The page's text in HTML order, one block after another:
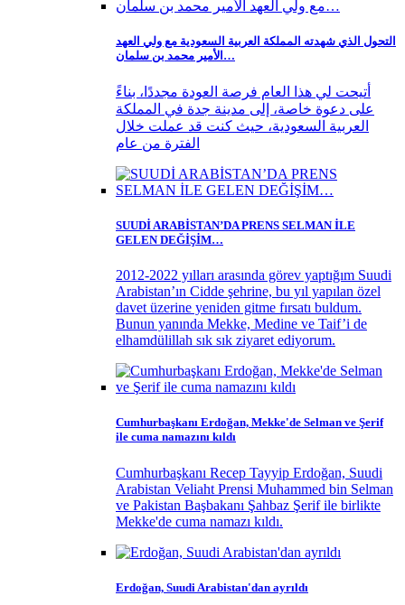
التحول الذي شهدته المملكة العربية السعودية مع ولي العهد
الأمير محمد بن سلمان…
أتيحت لي هذا العام فرصة العودة مجددًا، بناءً
على دعوة خاصة، إلى مدينة جدة في المملكة
العربية السعودية، حيث كنت قد عملت خلال
الفترة من عام
SUUDİ ARABİSTAN’DA PRENS SELMAN İLE
GELEN DEĞİŞİM…
2012-2022 yılları arasında görev yaptığım Suudi
Arabistan’ın Cidde şehrine, bu yıl yapılan özel
davet üzerine yeniden gitme fırsatı buldum.
Bunun yanında Mekke, Medine ve Taif’i de
elhamdülillah sık sık ziyaret ediyorum.
Cumhurbaşkanı Erdoğan, Mekke'de Selman ve Şerif
ile cuma namazını kıldı
Cumhurbaşkanı Recep Tayyip Erdoğan, Suudi
Arabistan Veliaht Prensi Muhammed bin Selman
ve Pakistan Başbakanı Şahbaz Şerif ile birlikte
Mekke'de cuma namazı kıldı.
Erdoğan, Suudi Arabistan'dan ayrıldı